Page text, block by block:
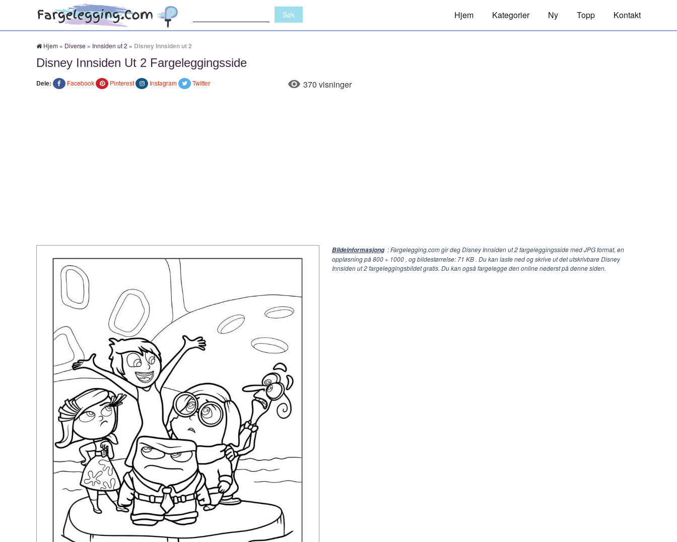
Hjem Kategorier Ny Topp Kontakt
Hjem » Diverse » Innsiden ut 2 » Disney Innsiden ut 2
Disney Innsiden Ut 2 Fargeleggingsside
Dele: Facebook Pinterest Instagram Twitter 370 visninger
Bildeinformasjong : Fargelegging.com gir deg Disney Innsiden ut 2 fargeleggingsside med JPG format, en
oppløsning på800 × 1000 , og bildestørrelse: 71 KB . Du kan laste ned og skrive ut det utskrivbare Disney
Innsiden ut 2 fargeleggingsbildet gratis. Du kan også fargelegge den online nederst på denne siden.